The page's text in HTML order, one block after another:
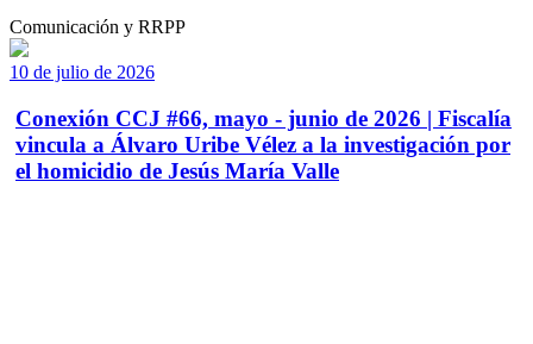
Comunicación y RRPP
10 de julio de 2026
Conexión CCJ #66, mayo - junio de 2026 | Fiscalía
vincula a Álvaro Uribe Vélez a la investigación por
el homicidio de Jesús María Valle